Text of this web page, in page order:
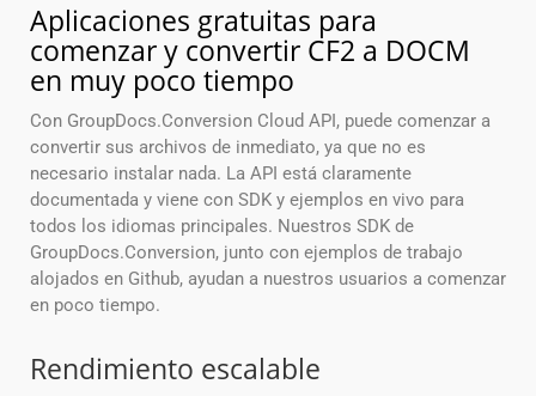
Aplicaciones gratuitas para
comenzar y convertir CF2 a DOCM
en muy poco tiempo
Con GroupDocs.Conversion Cloud API, puede comenzar a
convertir sus archivos de inmediato, ya que no es
necesario instalar nada. La API está claramente
documentada y viene con SDK y ejemplos en vivo para
todos los idiomas principales. Nuestros SDK de
GroupDocs.Conversion, junto con ejemplos de trabajo
alojados en Github, ayudan a nuestros usuarios a comenzar
en poco tiempo.
Rendimiento escalable